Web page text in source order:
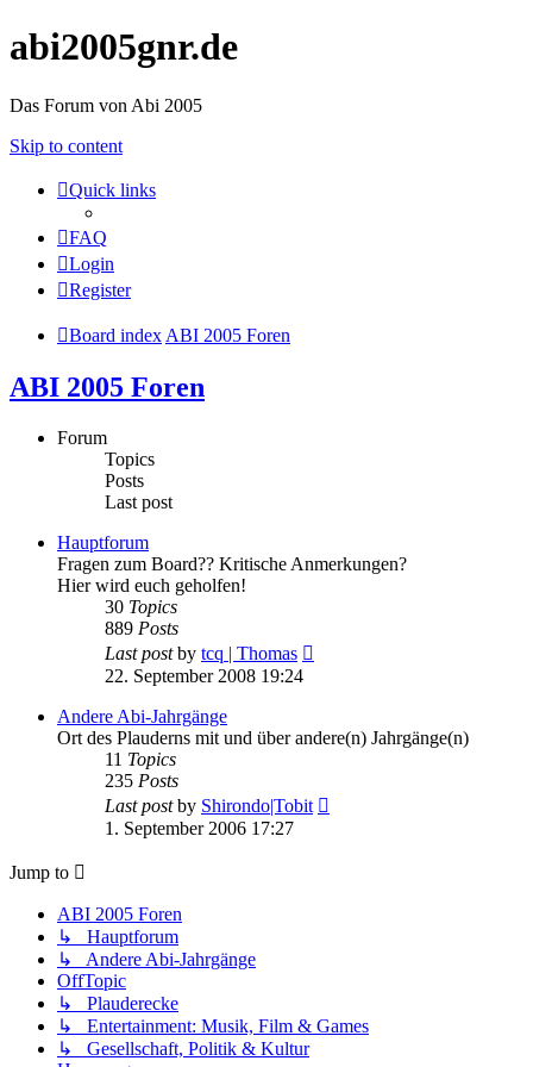
abi2005gnr.de
Das Forum von Abi 2005
Skip to content
Quick links
FAQ
Login
Register
Board index ABI 2005 Foren
ABI 2005 Foren
Forum
Topics
Posts
Last post
Hauptforum
Fragen zum Board?? Kritische Anmerkungen?
Hier wird euch geholfen!
30 Topics
889 Posts
Last postby tcq | Thomas
22. September 2008 19:24
Andere Abi-Jahrgänge
Ort des Plauderns mit und über andere(n) Jahrgänge(n)
11 Topics
235 Posts
Last postby Shirondo|Tobit
1. September 2006 17:27
Jump to
ABI 2005 Foren
↳ Hauptforum
↳ Andere Abi-Jahrgänge
OffTopic
↳ Plauderecke
↳ Entertainment: Musik, Film & Games
↳ Gesellschaft, Politik & Kultur